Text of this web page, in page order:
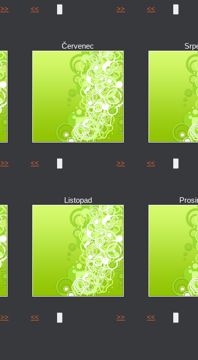
>> << >> <<
>>
Červenec
<< >> <<
>>
Listopad
<< >> <<